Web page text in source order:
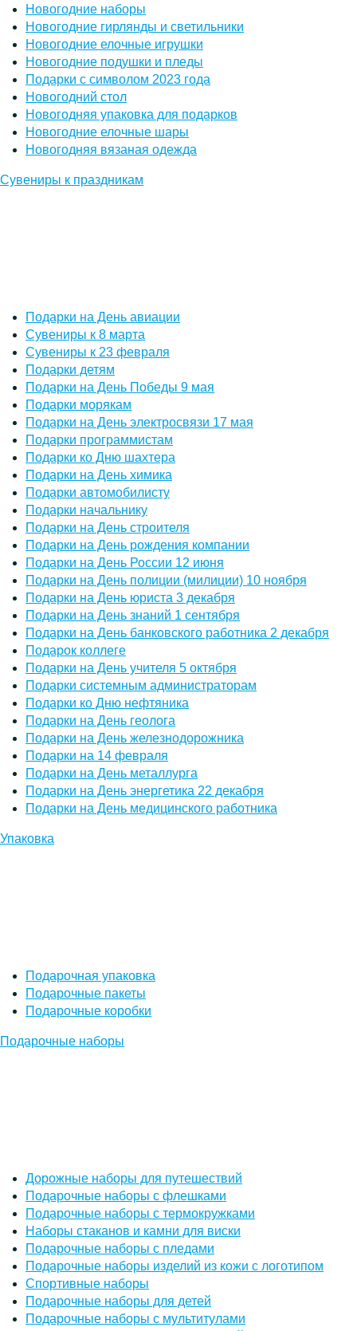
Новогодние наборы
Новогодние гирлянды и светильники
Новогодние елочные игрушки
Новогодние подушки и пледы
Подарки с символом 2023 года
Новогодний стол
Новогодняя упаковка для подарков
Новогодние елочные шары
Новогодняя вязаная одежда
Сувениры к праздникам
Подарки на День авиации
Сувениры к 8 марта
Сувениры к 23 февраля
Подарки детям
Подарки на День Победы 9 мая
Подарки морякам
Подарки на День электросвязи 17 мая
Подарки программистам
Подарки ко Дню шахтера
Подарки на День химика
Подарки автомобилисту
Подарки начальнику
Подарки на День строителя
Подарки на День рождения компании
Подарки на День России 12 июня
Подарки на День полиции (милиции) 10 ноября
Подарки на День юриста 3 декабря
Подарки на День знаний 1 сентября
Подарки на День банковского работника 2 декабря
Подарок коллеге
Подарки на День учителя 5 октября
Подарки системным администраторам
Подарки ко Дню нефтяника
Подарки на День геолога
Подарки на День железнодорожника
Подарки на 14 февраля
Подарки на День металлурга
Подарки на День энергетика 22 декабря
Подарки на День медицинского работника
Упаковка
Подарочная упаковка
Подарочные пакеты
Подарочные коробки
Подарочные наборы
Дорожные наборы для путешествий
Подарочные наборы с флешками
Подарочные наборы с термокружками
Наборы стаканов и камни для виски
Подарочные наборы с пледами
Подарочные наборы изделий из кожи с логотипом
Спортивные наборы
Подарочные наборы для детей
Подарочные наборы с мультитулами